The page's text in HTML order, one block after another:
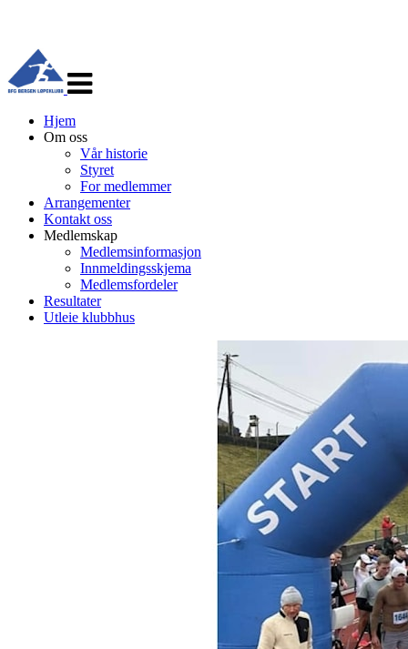
navigasjon
Hjem
Om oss
Vår historie
Styret
For medlemmer
Arrangementer
Kontakt oss
Medlemskap
Medlemsinformasjon
Innmeldingsskjema
Medlemsfordeler
Resultater
Utleie klubbhus